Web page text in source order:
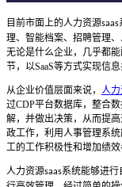
目前市面上的人力资源saas
理、智能档案、招聘管理
无论是什么企业，几乎都
节，以SaaS等方式实现信息
从企业价值层面来说， 人力
过CDP平台数据库，整合
解，并做出决策，从而提
政工作，利用人事管理系
工的工作积极性和增加绩
人力资源saas系统能够进行